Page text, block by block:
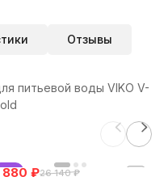
Отзывы
питьевой воды VIKO V-
880 ₽26 140 ₽